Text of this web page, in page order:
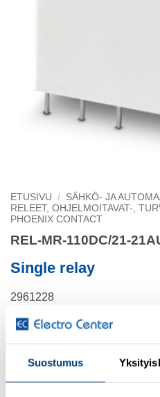
Suostumus
ETUSIVU / SÄHKÖ- JA
RELEET, OHJELMOITAVAT-,
PHOENIX CONTACT
REL-MR-110DC/21-
Single relay
2961228
Kirjaudu sisään nähdäksesi